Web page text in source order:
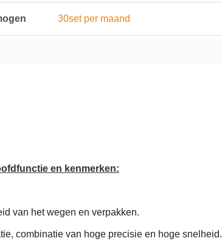
30set per maand
en kenmerken:
van het wegen en verpakken.
combinatie van hoge precisie en hoge snelheid.